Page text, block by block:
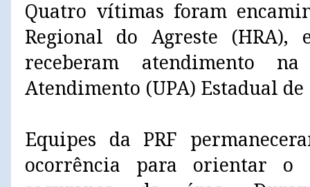
Quatro vítimas foram
Regional do Agreste (HRA),
receberam atendimento
Atendimento (UPA) Estadual
Equipes da PRF
ocorrência para orientar